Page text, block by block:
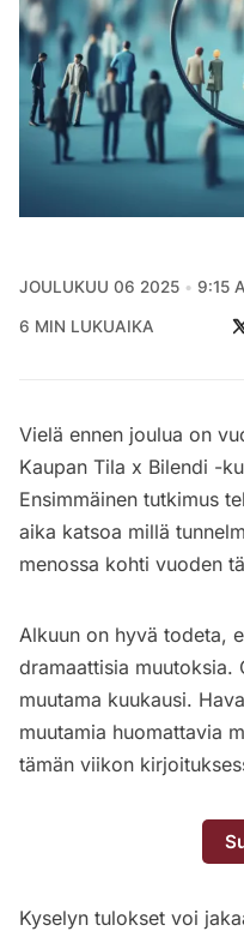
JOULUKUU 06 2025 9:15
6 MIN LUKUAIKA
Vielä ennen joulua on
Kaupan Tila x Bilendi -
Ensimmäinen tutkimus
aika katsoa millä
menossa kohti vuoden
Alkuun on hyvä todeta,
dramaattisia muutoksia.
muutama kuukausi.
muutamia huomattavia
tämän viikon
Kyselyn tulokset voi